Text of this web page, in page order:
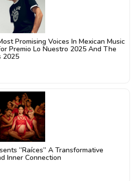
Promising Voices In Mexican Music
Premio Lo Nuestro 2025 And The
2025
“Raíces” A Transformative
Inner Connection